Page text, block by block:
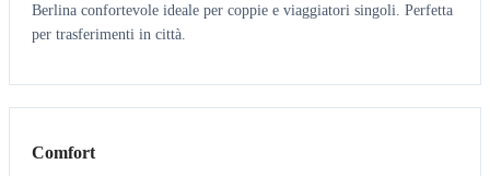
Berlina confortevole ideale per coppie e viaggiatori singoli. Perfetta
per trasferimenti in città.
3 3
Comfort